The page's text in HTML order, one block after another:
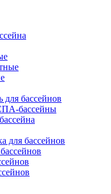
бассейнов
бассейны
для бассейнов